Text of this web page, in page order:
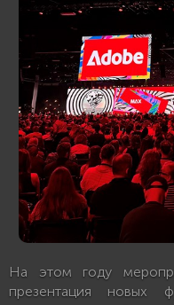
На этом году
презентация новых